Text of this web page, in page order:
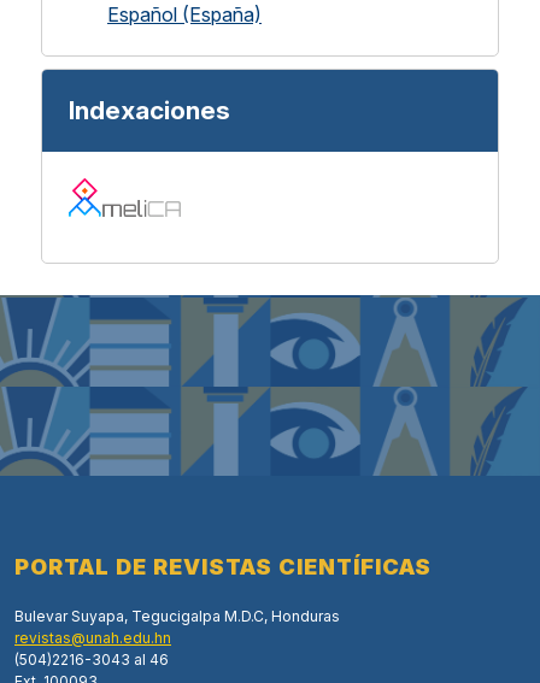
Español (España)
Indexaciones
PORTAL DE REVISTAS CIENTÍFICAS
Bulevar Suyapa, Tegucigalpa M.D.C, Honduras
revistas@unah.edu.hn
(504)2216-3043 al 46